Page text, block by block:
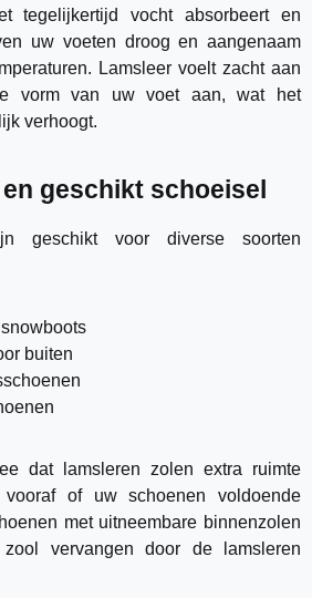
tegelijkertijd vocht absorbeert en
uw voeten droog en aangenaam
Lamsleer voelt zacht aan
vorm van uw voet aan, wat het
verhoogt.
geschikt schoeisel
geschikt voor diverse soorten
buiten
dat lamsleren zolen extra ruimte
vooraf of uw schoenen voldoende
met uitneembare binnenzolen
vervangen door de lamsleren